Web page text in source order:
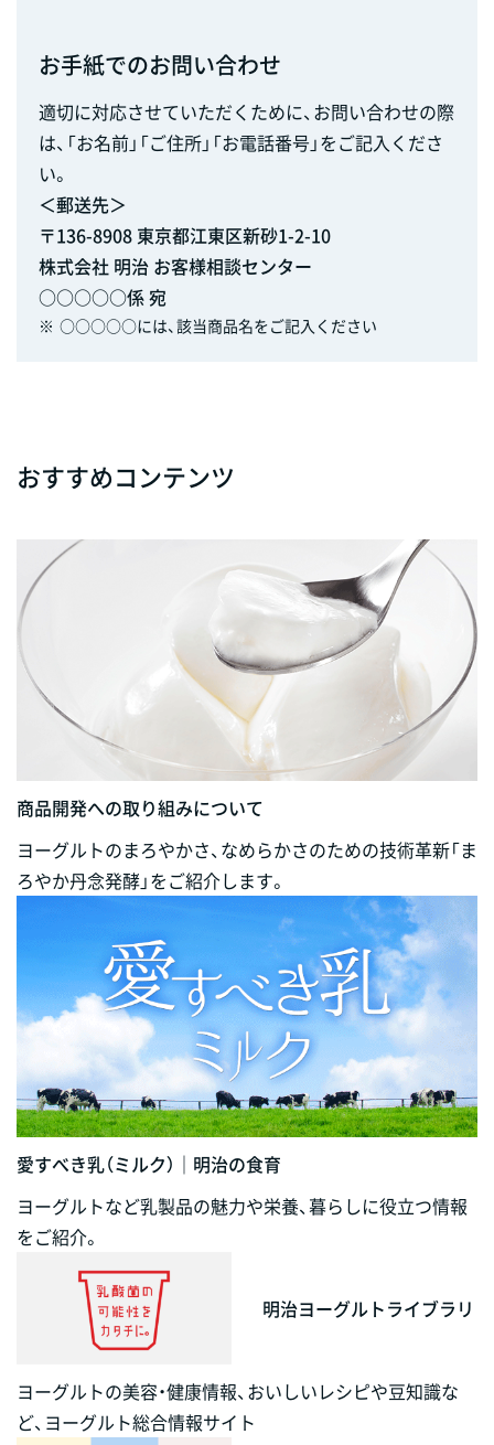
お手紙でのお問い合わせ
適切に対応させていただくために、お問い合わせの際
は、「お名前」「ご住所」「お電話番号」をご記入くださ
い。
＜郵送先＞
〒136-8908 東京都江東区新砂1-2-10
株式会社 明治 お客様相談センター
○○○○○係 宛
※ ○○○○○には、該当商品名をご記入ください
おすすめコンテンツ
商品開発への取り組みについて
ヨーグルトのまろやかさ、なめらかさのための技術革新「ま
ろやか丹念発酵」をご紹介します。
愛すべき乳（ミルク）｜明治の食育
ヨーグルトなど乳製品の魅力や栄養、暮らしに役立つ情報
をご紹介。
明治ヨーグルトライブラリ
ヨーグルトの美容・健康情報、おいしいレシピや豆知識な
ど、ヨーグルト総合情報サイト